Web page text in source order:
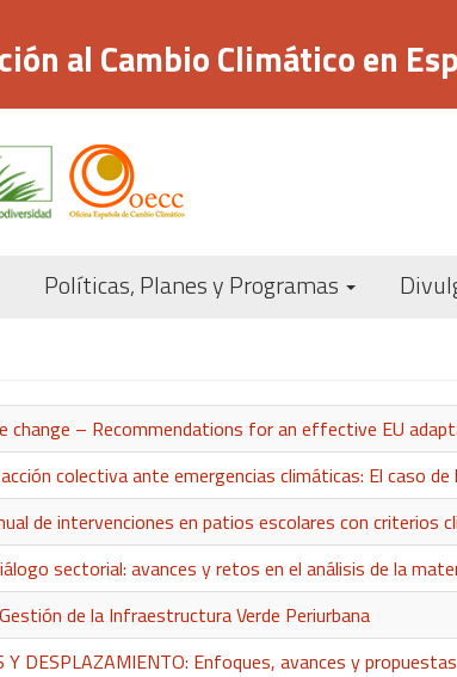
al Cambio Climático en
Políticas, Planes y Programas
change – Recommendations for an effective EU
colectiva ante emergencias climáticas: El caso de
de intervenciones en patios escolares con criterios
sectorial: avances y retos en el análisis de la
de la Infraestructura Verde Periurbana
Y DESPLAZAMIENTO: Enfoques, avances y